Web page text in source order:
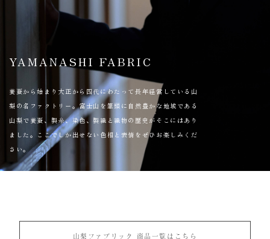
YAMANASHI FABRIC
養蚕から始まり大正から四代にわたって長年経営している山
梨の名ファクトリー。富士山を筆頭に自然豊かな地域である
山梨で養蚕、製糸、染色、製織と織物の歴史がそこにはあり
ました。ここでしか出せない色相と表情をぜひお楽しみくだ
さい。
山梨ファブリック 商品一覧はこちら